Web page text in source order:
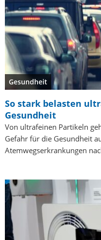
Gesundheit
So stark belasten
Gesundheit
Von ultrafeinen Partikeln
Gefahr für die Gesundheit
Atemwegserkrankungen